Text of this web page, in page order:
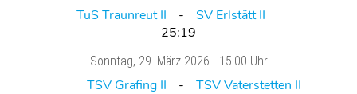
TuS Traunreut II
SV Erlstätt II
25:19
Sonntag, 29. März 2026 - 15:00 Uhr
TSV Grafing II
TSV Vaterstetten II